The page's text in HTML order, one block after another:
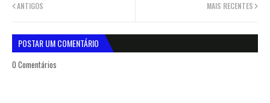
MAIS RECENTES
ANTIGOS
POSTAR UM COMENTÁRIO
0 Comentários